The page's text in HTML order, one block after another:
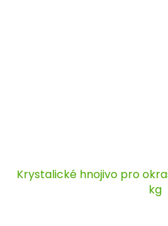
Krystalické hnojivo pro
kg